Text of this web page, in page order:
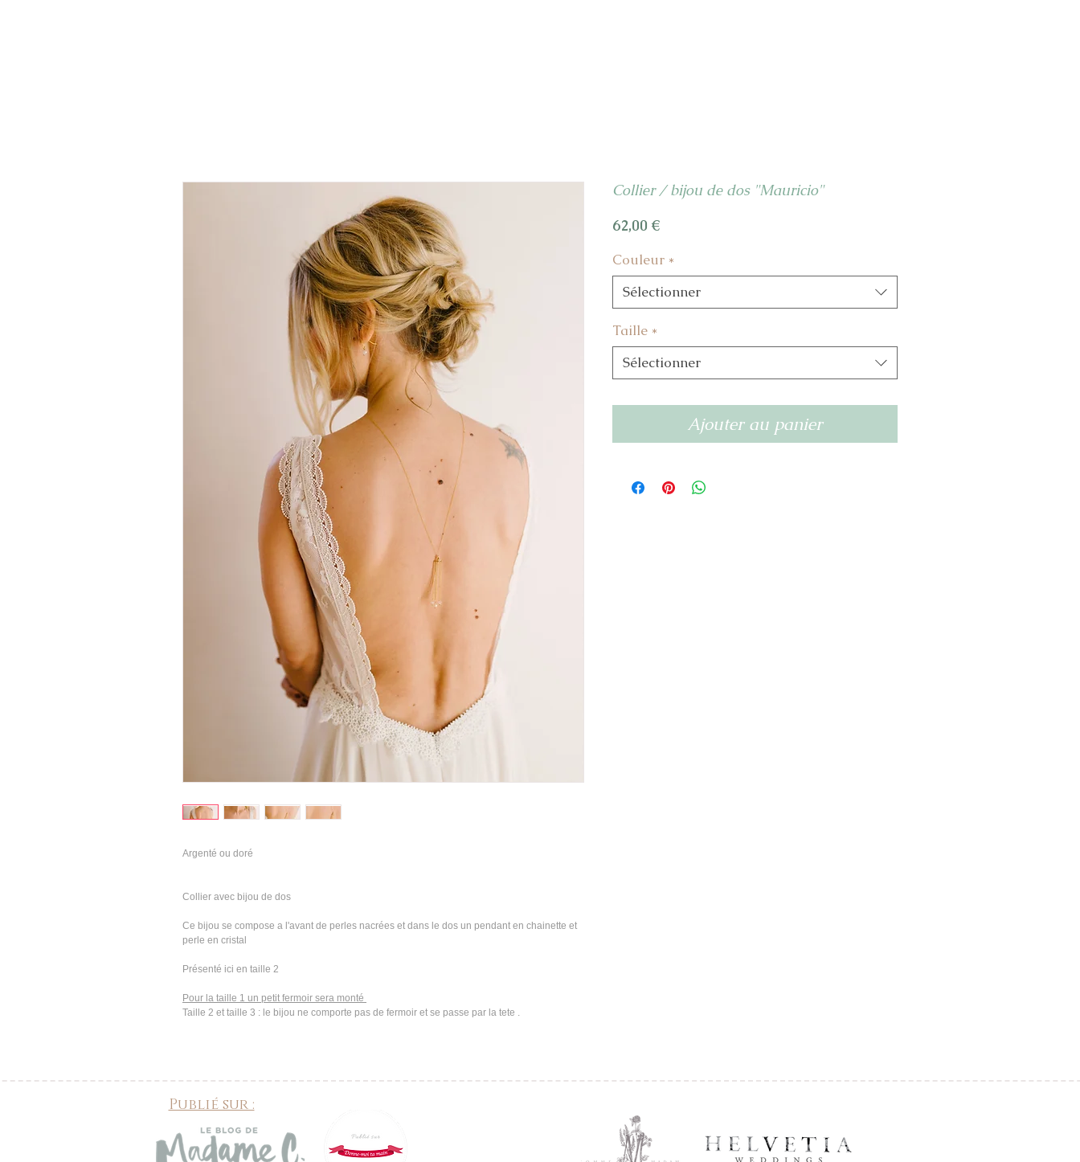
Argenté ou doré
Collier avec bijou de dos
Ce bijou se compose a l'avant de perles nacrées et dans le dos un pendant en chainette et
perle en cristal
Présenté ici en taille 2
Pour la taille 1 un petit fermoir sera monté
Taille 2 et taille 3 : le bijou ne comporte pas de fermoir et se passe par la tete .
Collier / bijou de dos "Mauricio"
62,00 €Prix
Couleur *
Sélectionner
Taille *
Sélectionner
Ajouter au panier
Publié sur :